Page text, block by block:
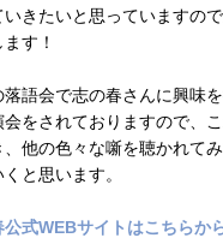
いきたいと思っていますの
す！
落語会で志の春さんに興味
をされておりますので、
、他の色々な噺を聴かれて
と思います。
式WEBサイトはこちらか